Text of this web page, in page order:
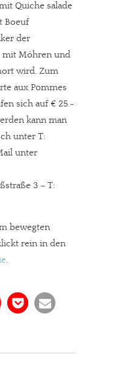
Quiche salade
Boeuf
der
mit Möhren und
wird. Zum
aux Pommes
sich auf € 25.-
kann man
unter T:
unter
3 – T:
bewegten
rein in den
.